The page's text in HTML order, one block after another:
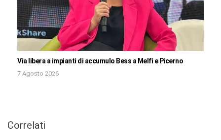
Via libera a impianti di accumulo Bess a Melfi e Picerno
7 Agosto 2026
Correlati